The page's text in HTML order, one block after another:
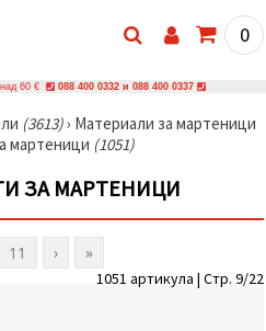
0
60 € 088 400 0332 и 088 400 0337
(3613)› Материали за мартеници
мартеници (1051)
ЗА МАРТЕНИЦИ
11 › »
1051 артикула | Стр. 9/22